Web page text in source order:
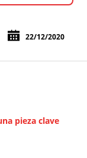
22/12/2020
pieza clave